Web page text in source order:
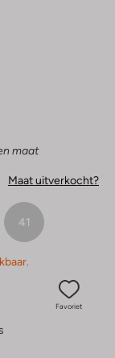
maat
Maat uitverkocht?
41
Favoriet